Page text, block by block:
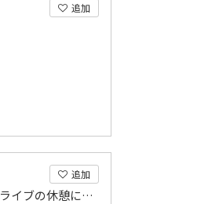
追加
追加
青空市場です。食事スペースもあるので、観光やドライブの休憩にもぜひお立ち寄りください。